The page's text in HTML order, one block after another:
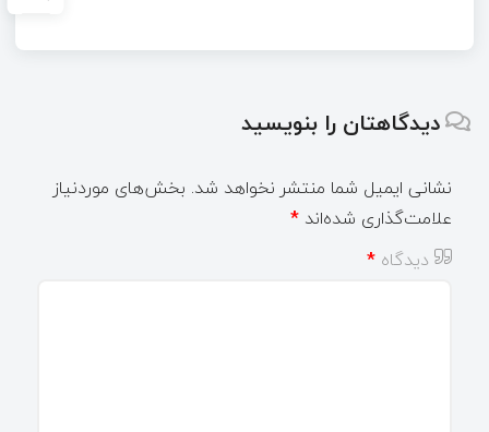
دیدگاهتان را بنویسید
نشانی ایمیل شما منتشر نخواهد شد. بخش‌های موردنیاز
علامت‌گذاری شده‌اند *
دیدگاه *